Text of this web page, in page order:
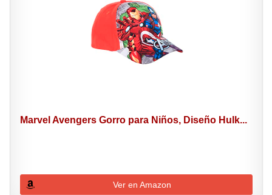
Marvel Avengers Gorro para Niños, Diseño Hulk...
Ver en Amazon